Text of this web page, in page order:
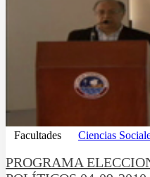
Facultades Ciencias
PROGRAMA